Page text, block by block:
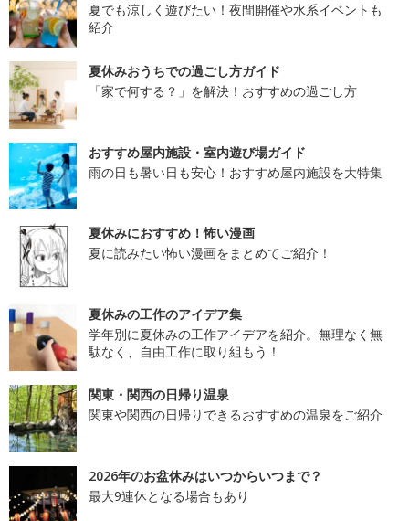
夏でも涼しく遊びたい！夜間開催や水系イベントも
紹介
夏休みおうちでの過ごし方ガイド
「家で何する？」を解決！おすすめの過ごし方
おすすめ屋内施設・室内遊び場ガイド
雨の日も暑い日も安心！おすすめ屋内施設を大特集
夏休みにおすすめ！怖い漫画
夏に読みたい怖い漫画をまとめてご紹介！
夏休みの工作のアイデア集
学年別に夏休みの工作アイデアを紹介。無理なく無
駄なく、自由工作に取り組もう！
関東・関西の日帰り温泉
関東や関西の日帰りできるおすすめの温泉をご紹介
2026年のお盆休みはいつからいつまで？
最大9連休となる場合もあり